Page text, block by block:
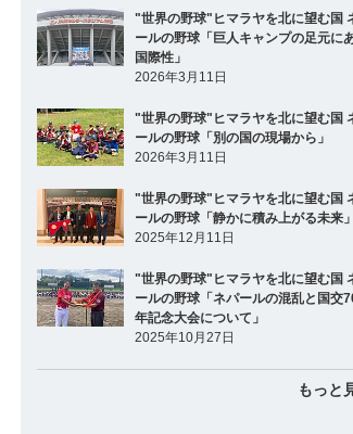
"世界の野球"ヒマラヤを北に望む国
ールの野球「巨人キャンプの足元に
国際性」
2026年3月11日
"世界の野球"ヒマラヤを北に望む国
ールの野球「別の国の現場から」
2026年3月11日
"世界の野球"ヒマラヤを北に望む国
ールの野球「静かに積み上がる未来」
2025年12月11日
"世界の野球"ヒマラヤを北に望む国
ールの野球「ネパールの混乱と国交
年記念大会について」
2025年10月27日
もっと